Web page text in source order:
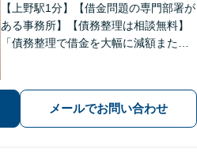
【上野駅1分】【借金問題の専門部署が
ある事務所】【債務整理は相談無料】
「債務整理で借金を大幅に減額または
さまに代わって全力で交渉し、賠償金
アップを目指します！」【休日・夜間
相談可】
メールでお問い合わせ